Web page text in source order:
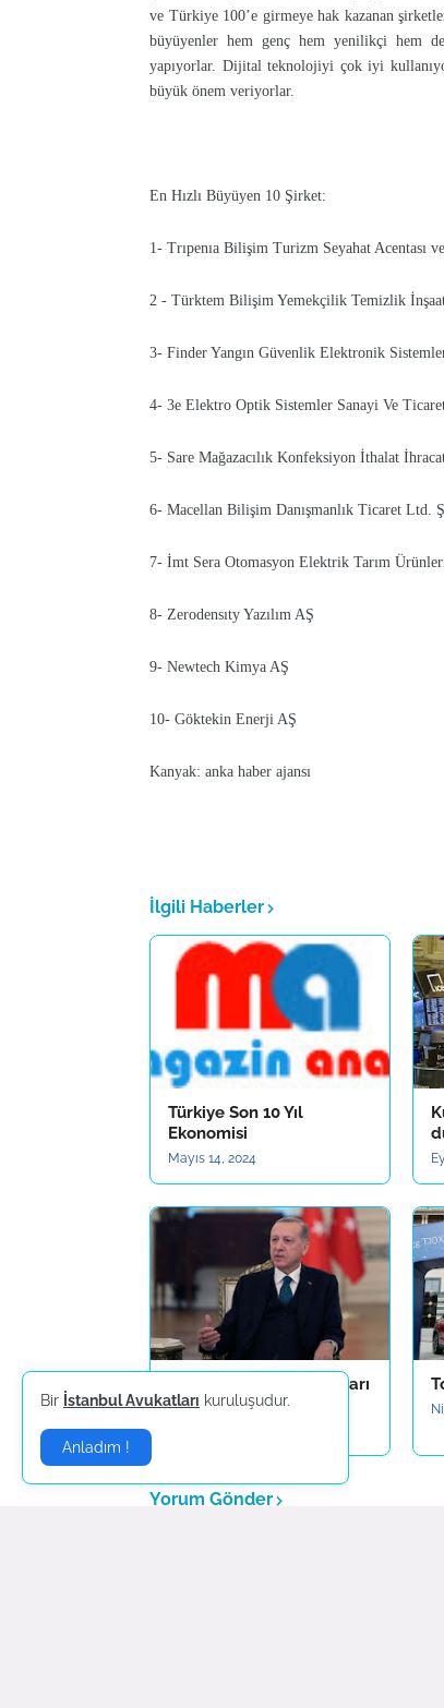
ve Türkiye 100’e girmeye hak kazanan
büyüyenler hem genç hem yenilikçi hem
yapıyorlar. Dijital teknolojiyi çok iyi
büyük önem veriyorlar.
En Hızlı Büyüyen 10 Şirket:
1- Trıpenıa Bilişim Turizm Seyahat Acentası
2 - Türktem Bilişim Yemekçilik Temizlik
3- Finder Yangın Güvenlik Elektronik
4- 3e Elektro Optik Sistemler Sanayi Ve
5- Sare Mağazacılık Konfeksiyon İthalat
6- Macellan Bilişim Danışmanlık Ticaret Ltd.
7- İmt Sera Otomasyon Elektrik Tarım
8- Zerodensıty Yazılım AŞ
9- Newtech Kimya AŞ
10- Göktekin Enerji AŞ
Kanyak: anka haber ajansı
İlgili Haberler
Türkiye Son 10 Yıl
Ekonomisi
Mayıs 14, 2024
Erdoğan`dan kira artışları
tepki
Yorum Gönder
Bir İstanbul Avukatları kuruluşudur.
Anladım !